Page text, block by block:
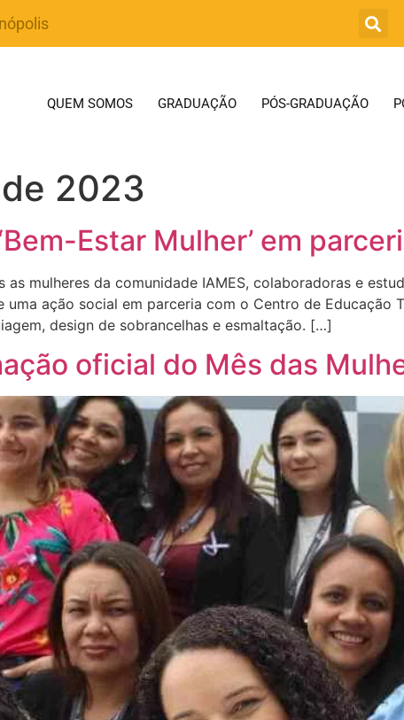
QUEM SOMOS GRADUAÇÃO PÓS-GRADUAÇÃO
2023
Estar Mulher’ em
mulheres da comunidade IAMES, colaboradoras e
uma ação social em parceria com o Centro de Educação
design de sobrancelhas e esmaltação. […]
oficial do Mês das